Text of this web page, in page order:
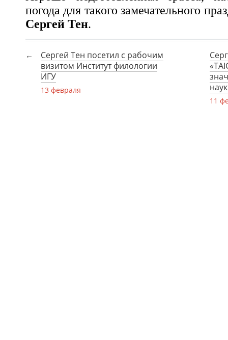
погода для такого замечательного
Сергей Тен.
Сергей Тен посетил с рабочим
визитом Институт филологии
ИГУ
13 февраля
11